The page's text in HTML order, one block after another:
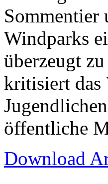
Sommentier
Windparks
überzeugt
kritisiert das
öffentliche
Download